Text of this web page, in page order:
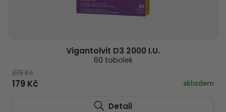
Vigantolvit D3 2000 I.U.
60 tobolek
219 Kč
179 Kč skladem
Detail